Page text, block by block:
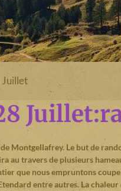
Juillet
Montgellafrey. Le but de
au travers de plusieurs
que nous empruntons
entre autres. La